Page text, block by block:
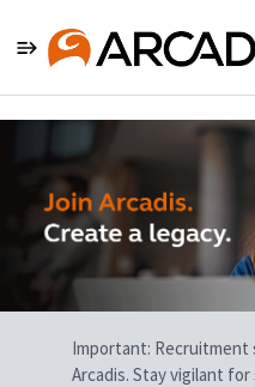
Single
Position
Important: Recruitment
Arcadis. Stay vigilant